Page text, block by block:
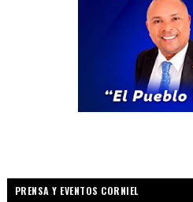
PRENSA Y EVENTOS CORNIEL